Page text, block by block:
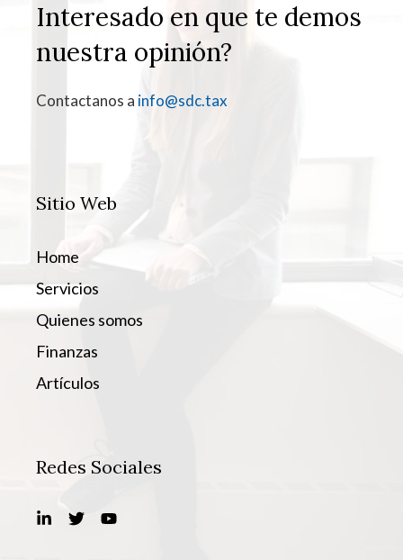
Interesado en que te demos
nuestra opinión?
Contactanos a info@sdc.tax
Sitio Web
Home
Servicios
Quienes somos
Finanzas
Artículos
Redes Sociales